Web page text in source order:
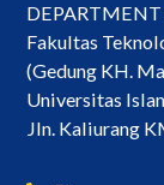
Fakultas
(Gedung KH.
Universitas
Jln. Kaliurang